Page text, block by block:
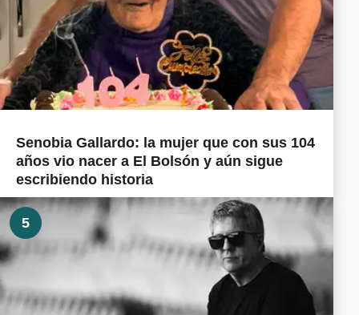
Senobia Gallardo: la mujer que con sus 104
años vio nacer a El Bolsón y aún sigue
escribiendo historia
5